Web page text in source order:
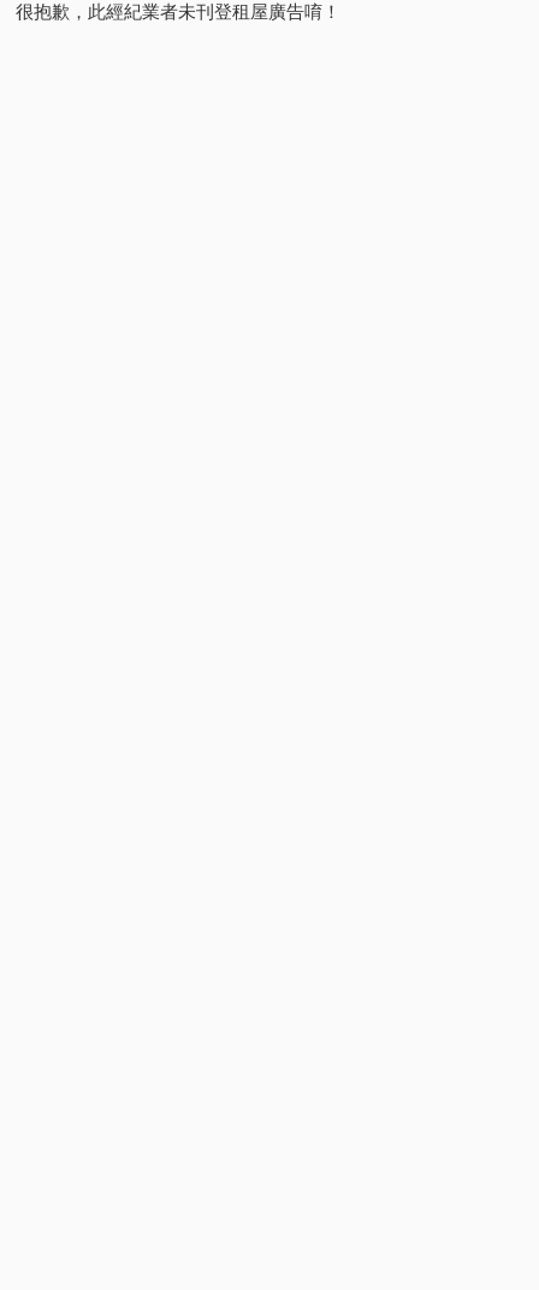
很抱歉，此經紀業者未刊登租屋廣告唷！